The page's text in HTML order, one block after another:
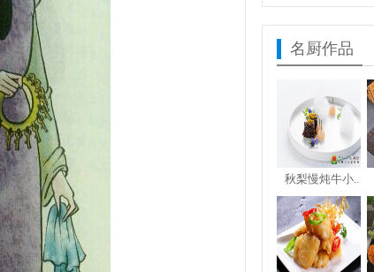
名厨作品
秋梨慢炖牛小..